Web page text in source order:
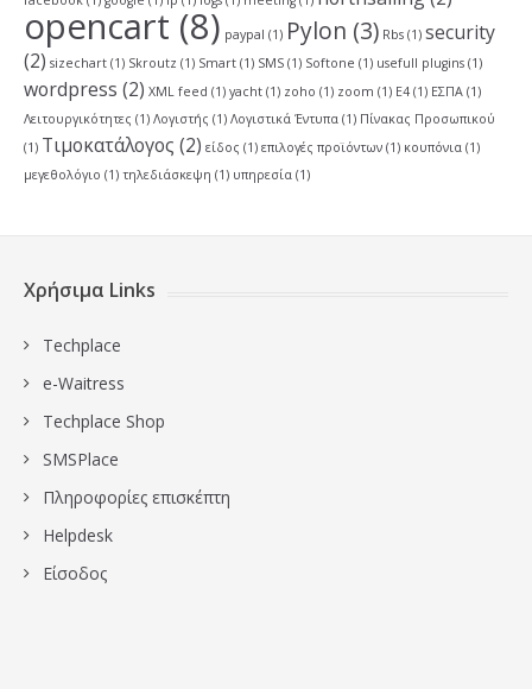
opencart (8) paypal (1) Pylon (3) Rbs (1) security
(2) sizechart (1) Skroutz (1) Smart (1) SMS (1) Softone (1) usefull plugins (1)
wordpress (2) XML feed (1) yacht (1) zoho (1) zoom (1) Ε4 (1) ΕΣΠΑ (1)
Λειτουργικότητες (1) Λογιστής (1) Λογιστικά Έντυπα (1) Πίνακας Προσωπικού
(1) Τιμοκατάλογος (2) είδος (1) επιλογές προϊόντων (1) κουπόνια (1)
μεγεθολόγιο (1) τηλεδιάσκεψη (1) υπηρεσία (1)
Χρήσιμα Links
Techplace
e-Waitress
Techplace Shop
SMSPlace
Πληροφορίες επισκέπτη
Ηelpdesk
Είσοδος